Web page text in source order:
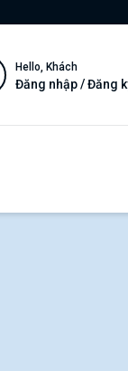
Hello, Khách
Đăng nhập / Đăng